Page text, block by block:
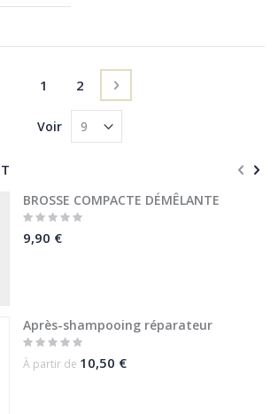
Vous lisez actuellement la page
1 Page
2 Page
Suivant
Voir
BROSSE COMPACTE DÉMÊLANTE
Rating:
0%
9,90 €
Après-shampooing réparateur
Rating:
À partir de 10,50 €